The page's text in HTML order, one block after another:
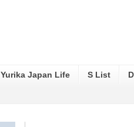
Yurika Japan Life S List